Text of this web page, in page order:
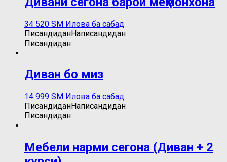
34 520 ЅМ Илова ба сабад
ПисандиданНаписандидан
Писандидан
Диван бо миз
14 999 ЅМ Илова ба сабад
ПисандиданНаписандидан
Писандидан
Мебели нарми сегона (Диван + 2